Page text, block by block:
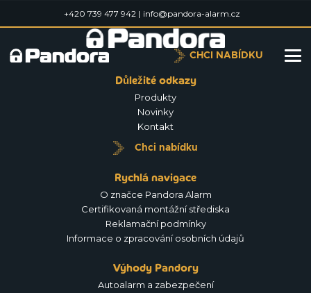
+420 739 477 942 | info@pandora-alarm.cz
CHCI NABÍDKU
Důležité odkazy
Produkty
Novinky
Kontakt
Chci nabídku
Rychlá navigace
O značce Pandora Alarm
Certifikovaná montážní střediska
Reklamační podmínky
Informace o zpracování osobních údajů
Výhody Pandory
Autoalarm a zabezpečení